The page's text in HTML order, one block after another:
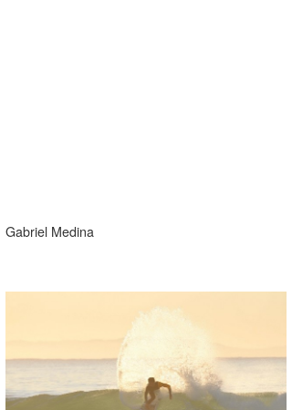
Gabriel Medina